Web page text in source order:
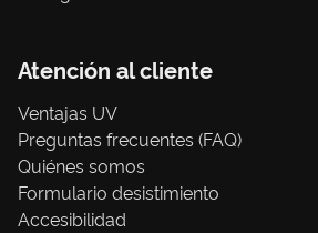
Atención al cliente
Ventajas UV
Preguntas frecuentes (FAQ)
Quiénes somos
Formulario desistimiento
Accesibilidad